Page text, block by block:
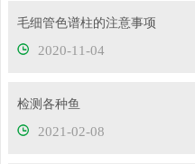
毛细管色谱柱的注意事项
2020-11-04
检测各种鱼
2021-02-08